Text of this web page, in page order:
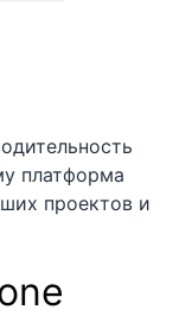
платформа
проектов и